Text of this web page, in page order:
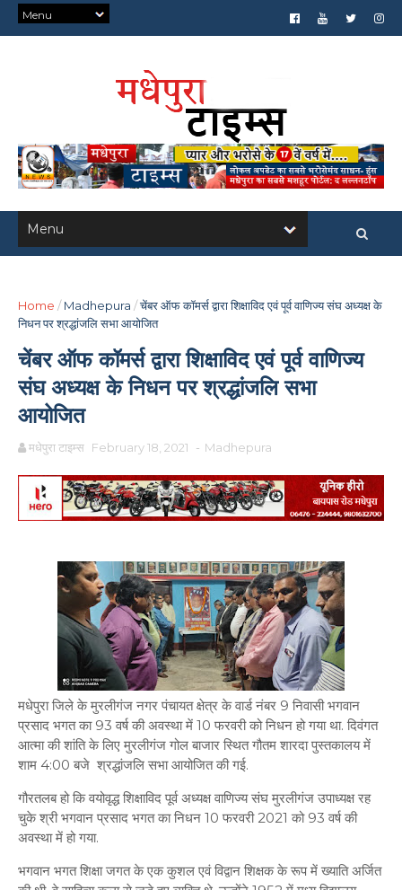
Home / Madhepura /चेंबर ऑफ कॉमर्स द्वारा शिक्षाविद एवं पूर्व वाणिज्य संघ अध्यक्ष के
निधन पर श्रद्धांजलि सभा आयोजित
चेंबर ऑफ कॉमर्स द्वारा शिक्षाविद एवं पूर्व वाणिज्य
संघ अध्यक्ष के निधन पर श्रद्धांजलि सभा
आयोजित
मधेपुरा टाइम्स February 18, 2021 - Madhepura
मधेपुरा जिले के मुरलीगंज नगर पंचायत क्षेत्र के वार्ड नंबर 9 निवासी भगवान
प्रसाद भगत का 93 वर्ष की अवस्था में 10 फरवरी को निधन हो गया था. दिवंगत
आत्मा की शांति के लिए मुरलीगंज गोल बाजार स्थित गौतम शारदा पुस्तकालय में
शाम 4:00 बजे श्रद्धांजलि सभा आयोजित की गई.
गौरतलब हो कि वयोवृद्ध शिक्षाविद पूर्व अध्यक्ष वाणिज्य संघ मुरलीगंज उपाध्यक्ष रह
चुके श्री भगवान प्रसाद भगत का निधन 10 फरवरी 2021 को 93 वर्ष की
अवस्था में हो गया.
भगवान भगत शिक्षा जगत के एक कुशल एवं विद्वान शिक्षक के रूप में ख्याति अर्जित